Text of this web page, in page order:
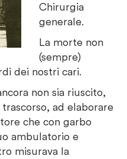
Chirurgia
generale.
La morte non
(sempre)
dei nostri cari.
non sia riuscito,
ad elaborare
che con garbo
ambulatorio e
misurava la